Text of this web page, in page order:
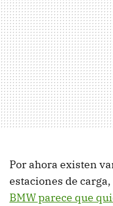
Por ahora existen
estaciones de
BMW parece que